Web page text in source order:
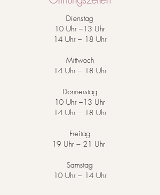
Dienstag
10 Uhr –13 Uhr
14 Uhr – 18 Uhr
Mittwoch
14 Uhr – 18 Uhr
Donnerstag
10 Uhr –13 Uhr
14 Uhr – 18 Uhr
Freitag
19 Uhr – 21 Uhr
Samstag
10 Uhr – 14 Uhr